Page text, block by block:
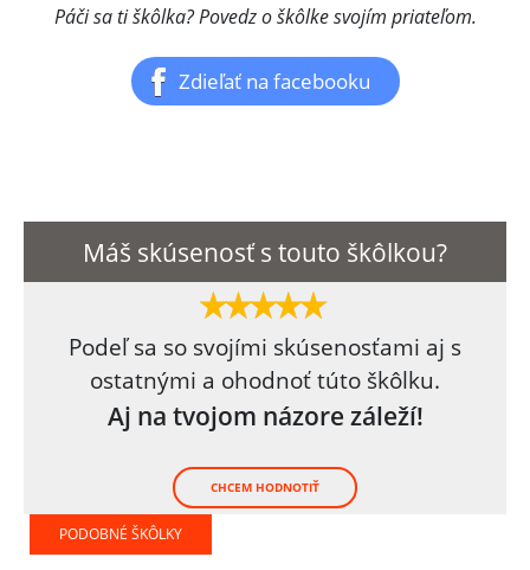
Páči sa ti škôlka? Povedz o škôlke svojím priateľom.
Zdieľať na facebooku
Máš skúsenosť s touto škôlkou?
Podeľ sa so svojími skúsenosťami aj s
ostatnými a ohodnoť túto škôlku.
Aj na tvojom názore záleží!
CHCEM HODNOTIŤ
PODOBNÉ ŠKÔLKY